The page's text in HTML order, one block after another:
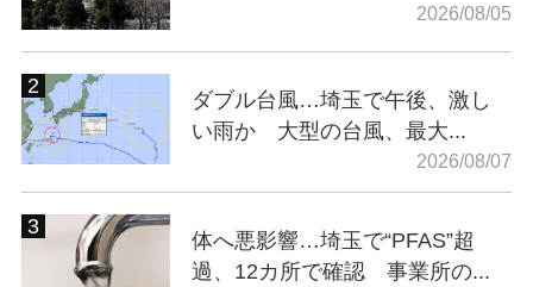
2026/08/05
ダブル台風…埼玉で午後、激し
い雨か 大型の台風、最大...
2026/08/07
体へ悪影響…埼玉で“PFAS”超
過、12カ所で確認 事業所の...